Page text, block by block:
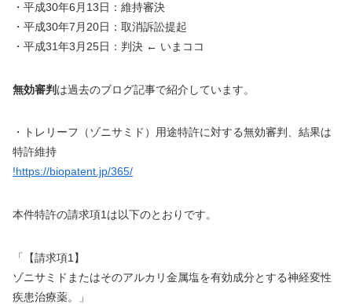
・平成30年6 月 13日：維持審決
・平成30年7 月 20日：取消訴訟提起
・平成31年3 月 25日：判決 ← いまココ
無効審判 は過去のブログ記事で紹介しています。
・トレリーフ（ゾニサミド）用途特許に対する無効審判、結果は
特許維持
!https://biopatent.jp/365/
本件特許の請求項1 は以下のとおりです。
「【請求項1 】
ゾニサミドまたはそのアルカリ金属塩を有効成分とする神経変性
疾患治療薬。」